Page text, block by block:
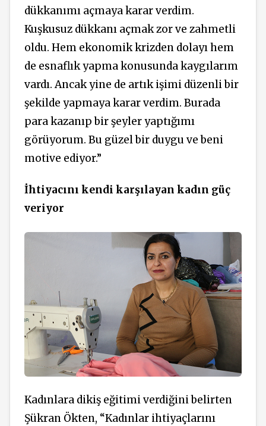
dükkanımı açmaya karar verdim.
Kuşkusuz dükkanı açmak zor ve zahmetli
oldu. Hem ekonomik krizden dolayı hem
de esnaflık yapma konusunda kaygılarım
vardı. Ancak yine de artık işimi düzenli bir
şekilde yapmaya karar verdim. Burada
para kazanıp bir şeyler yaptığımı
görüyorum. Bu güzel bir duygu ve beni
motive ediyor.”
İhtiyacını kendi karşılayan kadın güç
veriyor
Kadınlara dikiş eğitimi verdiğini belirten
Şükran Ökten, “Kadınlar ihtiyaçlarını